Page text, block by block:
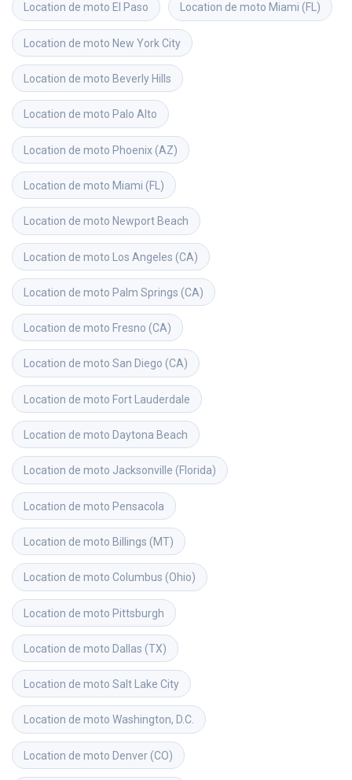
Location de moto El Paso Location de moto Miami (FL)
Location de moto New York City
Location de moto Beverly Hills
Location de moto Palo Alto
Location de moto Phoenix (AZ)
Location de moto Miami (FL)
Location de moto Newport Beach
Location de moto Los Angeles (CA)
Location de moto Palm Springs (CA)
Location de moto Fresno (CA)
Location de moto San Diego (CA)
Location de moto Fort Lauderdale
Location de moto Daytona Beach
Location de moto Jacksonville (Florida)
Location de moto Pensacola
Location de moto Billings (MT)
Location de moto Columbus (Ohio)
Location de moto Pittsburgh
Location de moto Dallas (TX)
Location de moto Salt Lake City
Location de moto Washington, D.C.
Location de moto Denver (CO)